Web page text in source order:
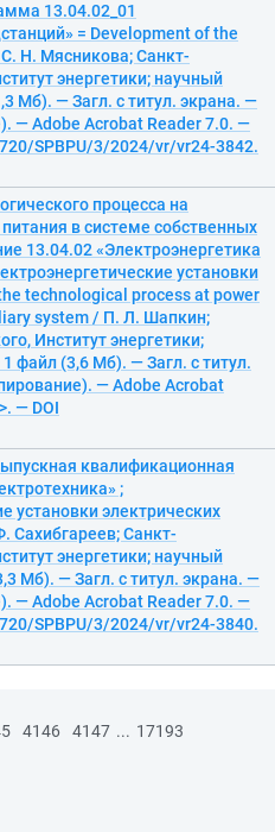
13.04.02_01
= Development of the
Н. Мясникова; Санкт-
энергетики; научный
Мб). — Загл. с титул. экрана. —
— Adobe Acrobat Reader 7.0. —
SPBPU/3/2024/vr/vr24-3842.
процесса на
в системе собственных
13.04.02 «Электроэнергетика
установки
technological process at power
system / П. Л. Шапкин;
Институт энергетики;
файл (3,6 Мб). — Загл. с титул.
— Adobe Acrobat
— DOI
квалификационная
;
установки электрических
Сахибгареев; Санкт-
энергетики; научный
Мб). — Загл. с титул. экрана. —
— Adobe Acrobat Reader 7.0. —
SPBPU/3/2024/vr/vr24-3840.
4146 4147 ... 17193